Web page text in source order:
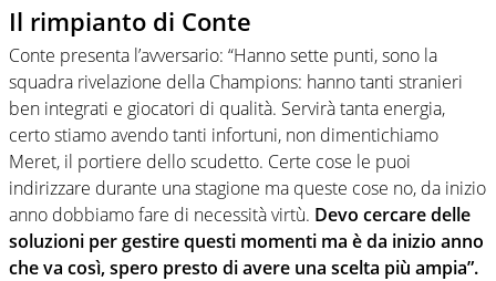
Il rimpianto di Conte
Conte presenta l’avversario: “Hanno sette punti, sono la
squadra rivelazione della Champions: hanno tanti stranieri
ben integrati e giocatori di qualità. Servirà tanta energia,
certo stiamo avendo tanti infortuni, non dimentichiamo
Meret, il portiere dello scudetto. Certe cose le puoi
indirizzare durante una stagione ma queste cose no, da inizio
anno dobbiamo fare di necessità virtù. Devo cercare delle
soluzioni per gestire questi momenti ma è da inizio anno
che va così, spero presto di avere una scelta più ampia”.